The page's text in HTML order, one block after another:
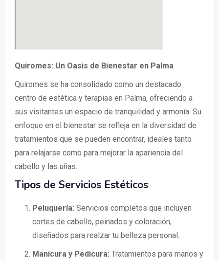
Quiromes: Un Oasis de Bienestar en Palma
Quiromes se ha consolidado como un destacado
centro de estética y terapias en Palma, ofreciendo a
sus visitantes un espacio de tranquilidad y armonía. Su
enfoque en el bienestar se refleja en la diversidad de
tratamientos que se pueden encontrar, ideales tanto
para relajarse como para mejorar la apariencia del
cabello y las uñas.
Tipos de Servicios Estéticos
Peluquería: Servicios completos que incluyen
cortes de cabello, peinados y coloración,
diseñados para realzar tu belleza personal.
Manicura y Pedicura: Tratamientos para manos y